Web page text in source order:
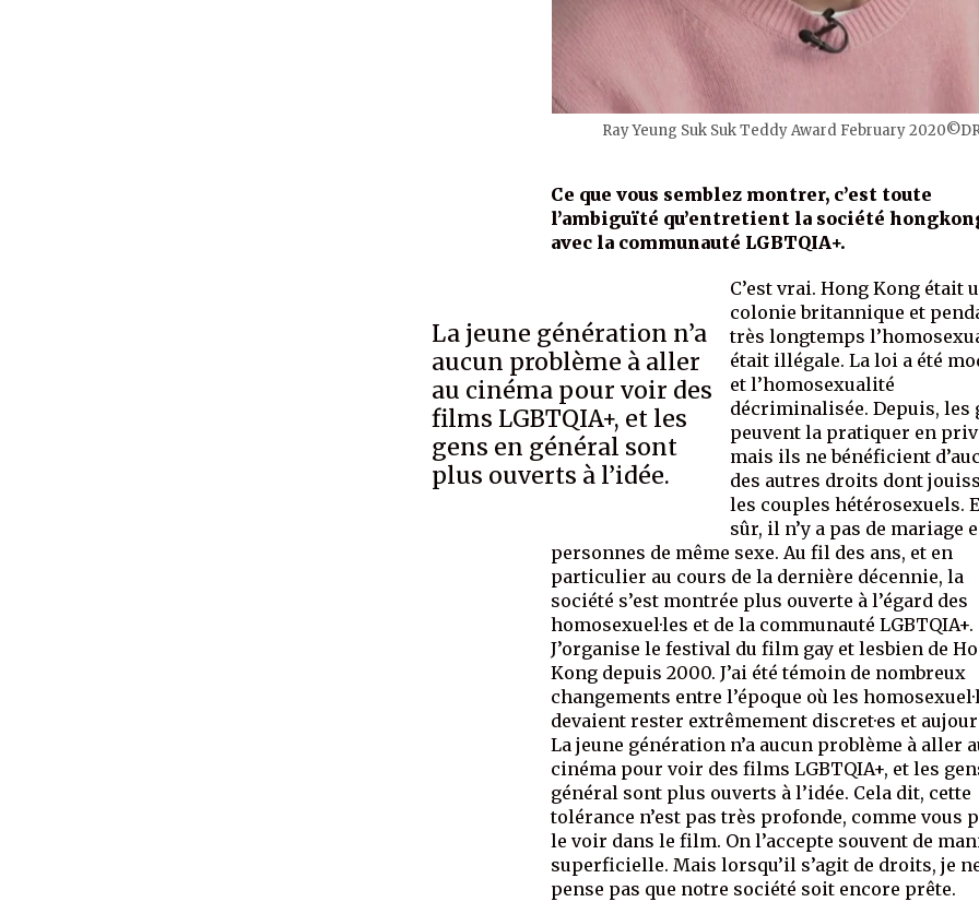
Ray Yeung Suk Suk Teddy Award February
Ce que vous semblez montrer, c’est toute
l’ambiguïté qu’entretient la société
avec la communauté LGBTQIA+.
La jeune génération n’a
aucun problème à aller
au cinéma pour voir des
films LGBTQIA+, et les
gens en général sont
plus ouverts à l’idée.
C’est vrai. Hong Kong était
colonie britannique et
très longtemps
était illégale. La loi a été
et l’homosexualité
décriminalisée. Depuis, les
peuvent la pratiquer en
mais ils ne bénéficient
des autres droits dont
les couples hétérosexuels.
sûr, il n’y a pas de mariage
personnes de même sexe. Au fil des ans, et en
particulier au cours de la dernière décennie, la
société s’est montrée plus ouverte à l’égard des
homosexuel·les et de la communauté LGBTQIA+.
J’organise le festival du film gay et lesbien de
Kong depuis 2000. J’ai été témoin de nombreux
changements entre l’époque où les
devaient rester extrêmement discret·es et
La jeune génération n’a aucun problème à aller
cinéma pour voir des films LGBTQIA+, et les
général sont plus ouverts à l’idée. Cela dit, cette
tolérance n’est pas très profonde, comme vous
le voir dans le film. On l’accepte souvent de
superficielle. Mais lorsqu’il s’agit de droits, je
pense pas que notre société soit encore prête.